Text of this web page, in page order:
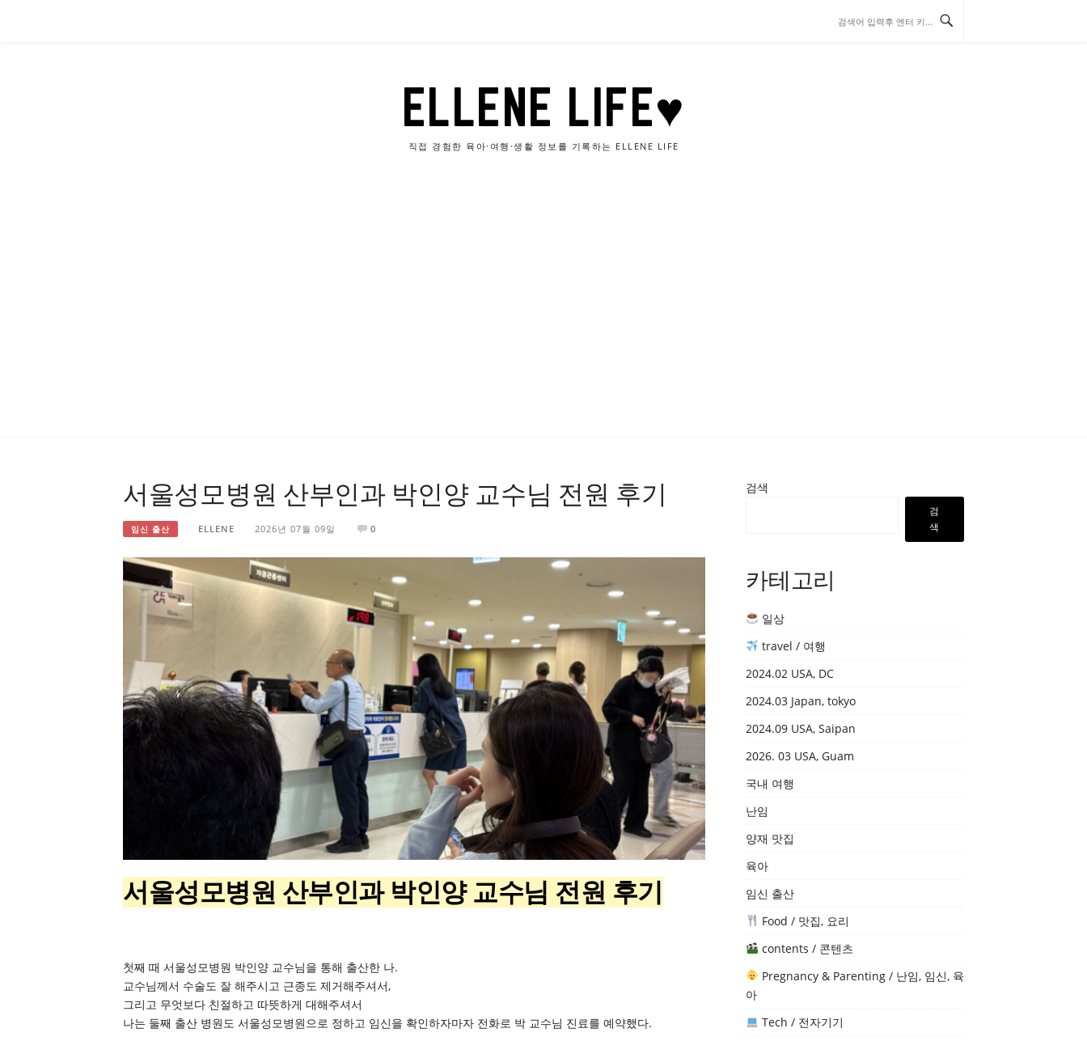
ELLENE LIFE♥
직접 경험한 육아·여행·생활 정보를 기록하는 ELLENE LIFE
서울성모병원 산부인과 박인양 교수님 전원 후기
임신 출산 ELLENE 2026년 07월 09일 0
서울성모병원 산부인과 박인양 교수님 전원 후기
첫째 때 서울성모병원 박인양 교수님을 통해 출산한 나.
교수님께서 수술도 잘 해주시고 근종도 제거해주셔서,
그리고 무엇보다 친절하고 따뜻하게 대해주셔서
나는 둘째 출산 병원도 서울성모병원으로 정하고 임신을 확인하자마자 전화로 박 교수님 진료를 예약했다.
검색
검
색
카테고리
일상
travel / 여행
2024.02 USA, DC
2024.03 Japan, tokyo
2024.09 USA, Saipan
2026. 03 USA, Guam
국내 여행
난임
양재 맛집
육아
임신 출산
Food / 맛집, 요리
contents / 콘텐츠
Pregnancy & Parenting / 난임, 임신, 육
아
Tech / 전자기기